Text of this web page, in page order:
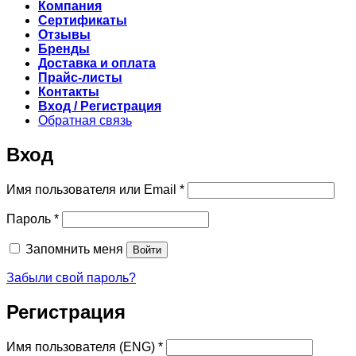
Компания
Сертификаты
Отзывы
Бренды
Доставка и оплата
Прайс-листы
Контакты
Вход / Регистрация
Обратная связь
Вход
Имя пользователя или Email *Обязательно
Пароль *Обязательно
Запомнить меня Войти
Забыли свой пароль?
Регистрация
Имя пользователя (ENG) *Обязательно